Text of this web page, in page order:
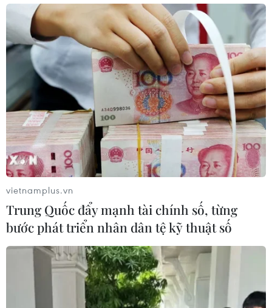
Rừng, huyện Thủy Nguyên.
Điều chỉnh, bổ sung danh mục dự án đầu tư có
chuyển đổi mục đích sử dụng đất lúa, đất rừng
phòng hộ, rừng đặc dụng; danh mục các dự án
đầu tư phải thu hồi đất; mức vốn ngân sách nhà
nước dự kiến cấp cho việc bồi thường, giải
phóng mặt bằng trên địa bàn thành phố năm
2022.
Chủ tịch Hội đồng Nhân dân thành phố Hải
Phòng Phạm Văn Lập nhấn mạnh để thực hiện
tốt các nghị quyết đã được Hội đồng Nhân dân
thành phố thông qua, đề nghị Ủy ban Nhân dân
thành phố, các cấp, ngành, địa phương chú
trọng một số nhiệm vụ và giải pháp như: Tiếp
tục bám sát các chỉ tiêu, nhiệm vụ phát triển
kinh tế-xã hội, quốc phòng-an ninh năm 2022
đã được xác định tại các nghị quyết của Thành
vietnamplus.vn
Trung Quốc đẩy mạnh tài chính số, từng
bước phát triển nhân dân tệ kỹ thuật số